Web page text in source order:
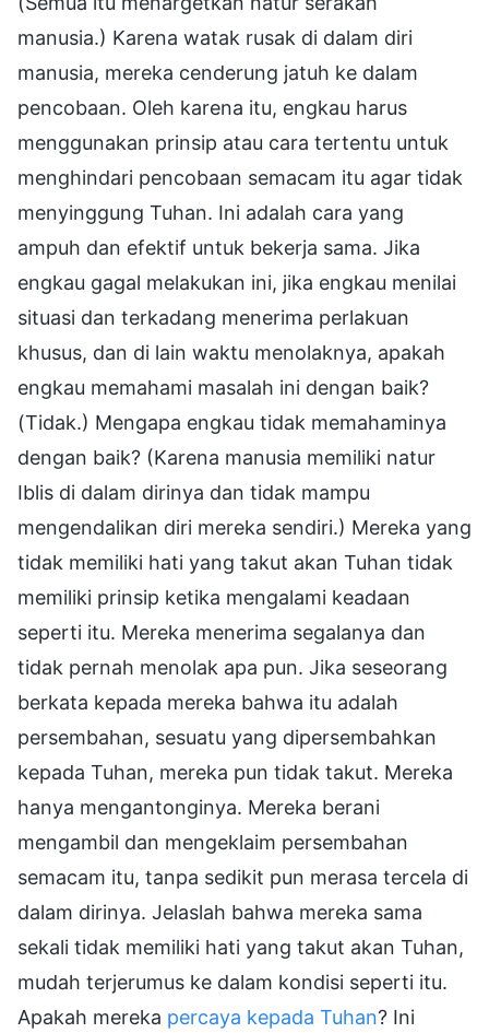
manusia.) Karena watak rusak di dalam diri
manusia, mereka cenderung jatuh ke dalam
pencobaan. Oleh karena itu, engkau harus
menggunakan prinsip atau cara tertentu untuk
menghindari pencobaan semacam itu agar tidak
menyinggung Tuhan. Ini adalah cara yang
ampuh dan efektif untuk bekerja sama. Jika
engkau gagal melakukan ini, jika engkau menilai
situasi dan terkadang menerima perlakuan
khusus, dan di lain waktu menolaknya, apakah
engkau memahami masalah ini dengan baik?
(Tidak.) Mengapa engkau tidak memahaminya
dengan baik? (Karena manusia memiliki natur
Iblis di dalam dirinya dan tidak mampu
mengendalikan diri mereka sendiri.) Mereka yang
tidak memiliki hati yang takut akan Tuhan tidak
memiliki prinsip ketika mengalami keadaan
seperti itu. Mereka menerima segalanya dan
tidak pernah menolak apa pun. Jika seseorang
berkata kepada mereka bahwa itu adalah
persembahan, sesuatu yang dipersembahkan
kepada Tuhan, mereka pun tidak takut. Mereka
hanya mengantonginya. Mereka berani
mengambil dan mengeklaim persembahan
semacam itu, tanpa sedikit pun merasa tercela di
dalam dirinya. Jelaslah bahwa mereka sama
sekali tidak memiliki hati yang takut akan Tuhan,
mudah terjerumus ke dalam kondisi seperti itu.
Apakah mereka percaya kepada Tuhan? Ini